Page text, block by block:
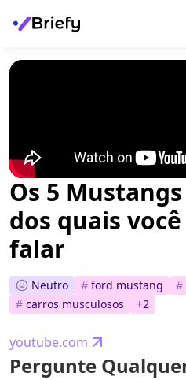
Os 5
dos quais
falar
Neutro # ford mustang #
# carros musculosos +2
youtube.com
Pergunte